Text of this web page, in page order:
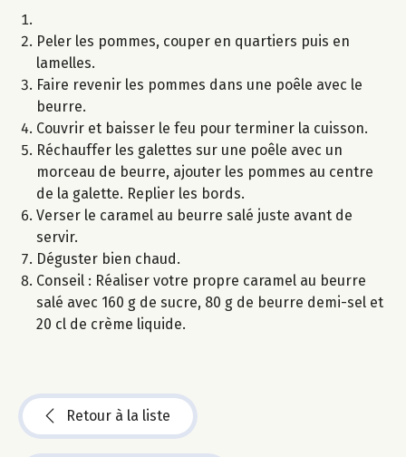
Peler les pommes, couper en quartiers puis en
lamelles.
Faire revenir les pommes dans une poêle avec le
beurre.
Couvrir et baisser le feu pour terminer la cuisson.
Réchauffer les galettes sur une poêle avec un
morceau de beurre, ajouter les pommes au centre
de la galette. Replier les bords.
Verser le caramel au beurre salé juste avant de
servir.
Déguster bien chaud.
Conseil : Réaliser votre propre caramel au beurre
salé avec 160 g de sucre, 80 g de beurre demi-sel et
20 cl de crème liquide.
Retour à la liste